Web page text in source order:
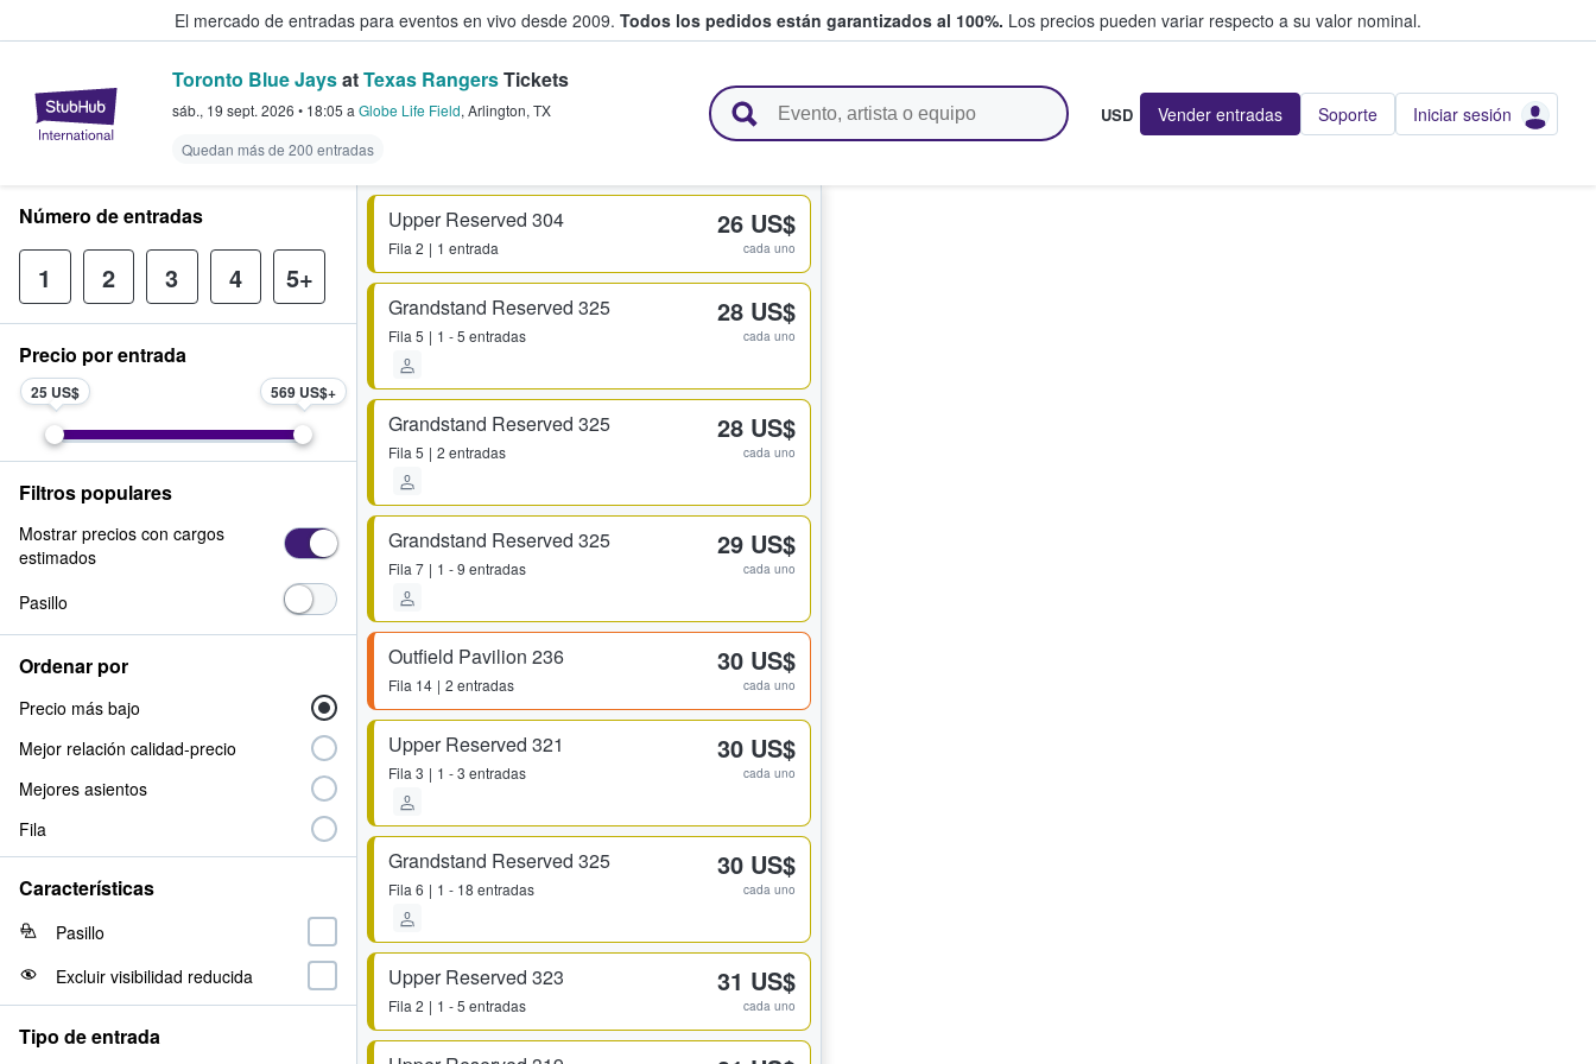
El mercado de entradas para eventos en vivo desde 2009. Todos los pedidos están garantizados al 100%. Los precios pueden variar respecto a su valor nominal.
StubHub: compra y venta de entradas entre fans
Toronto Blue JaysatTexas RangersTickets
sáb., 19 sept. 2026 • 18:05 a Globe Life Field, Arlington, TX
Quedan más de 200 entradas
USD Vender entradas Soporte Iniciar sesión
Upper Reserved 304
Fila 2 1 entrada
26 US$
cada uno
Grandstand Reserved 325
Fila 5 1 - 5 entradas
28 US$
cada uno
Grandstand Reserved 325
Fila 5 2 entradas
28 US$
cada uno
Grandstand Reserved 325
Fila 7 1 - 9 entradas
29 US$
cada uno
Outfield Pavilion 236
Fila 14 2 entradas
30 US$
cada uno
Upper Reserved 321
Fila 3 1 - 3 entradas
30 US$
cada uno
Grandstand Reserved 325
Fila 6 1 - 18 entradas
30 US$
cada uno
Upper Reserved 323
Fila 2 1 - 5 entradas
31 US$
cada uno
Número de entradas
1 2 3 4 5+
Precio por entrada
25 US$ 569 US$
Filtros populares
Mostrar precios con cargos
estimados
Pasillo
Ordenar por
Precio más bajo
Mejor relación calidad-precio
Mejores asientos
Fila
Características
Pasillo
Excluir visibilidad reducida
Tipo de entrada